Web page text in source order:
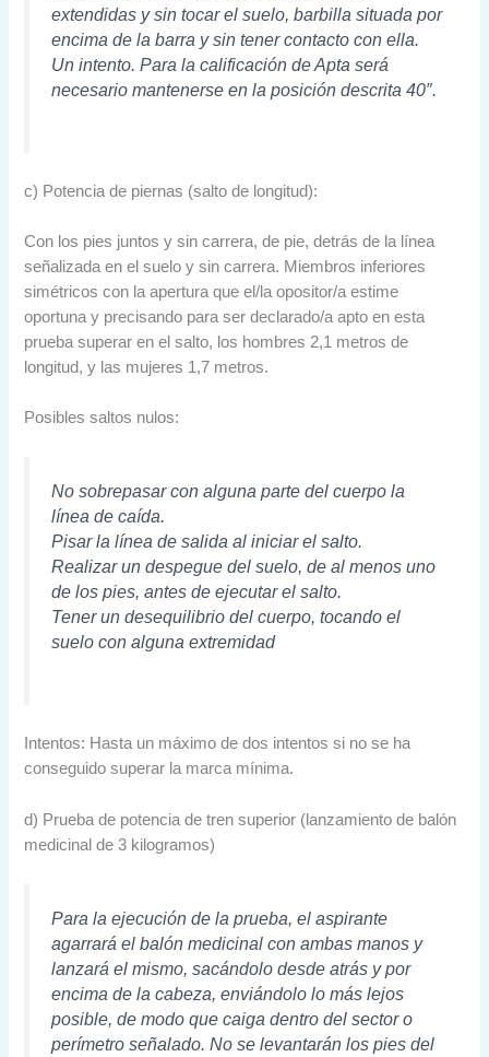
extendidas y sin tocar el suelo, barbilla situada por
encima de la barra y sin tener contacto con ella.
Un intento. Para la calificación de Apta será
necesario mantenerse en la posición descrita 40″.
c) Potencia de piernas (salto de longitud):
Con los pies juntos y sin carrera, de pie, detrás de la línea
señalizada en el suelo y sin carrera. Miembros inferiores
simétricos con la apertura que el/la opositor/a estime
oportuna y precisando para ser declarado/a apto en esta
prueba superar en el salto, los hombres 2,1 metros de
longitud, y las mujeres 1,7 metros.
Posibles saltos nulos:
No sobrepasar con alguna parte del cuerpo la
línea de caída.
Pisar la línea de salida al iniciar el salto.
Realizar un despegue del suelo, de al menos uno
de los pies, antes de ejecutar el salto.
Tener un desequilibrio del cuerpo, tocando el
suelo con alguna extremidad
Intentos: Hasta un máximo de dos intentos si no se ha
conseguido superar la marca mínima.
d) Prueba de potencia de tren superior (lanzamiento de balón
medicinal de 3 kilogramos)
Para la ejecución de la prueba, el aspirante
agarrará el balón medicinal con ambas manos y
lanzará el mismo, sacándolo desde atrás y por
encima de la cabeza, enviándolo lo más lejos
posible, de modo que caiga dentro del sector o
perímetro señalado. No se levantarán los pies del